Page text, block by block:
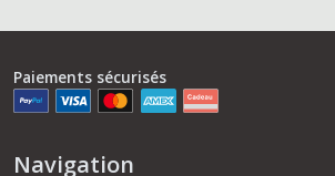
Paiements sécurisés
Navigation